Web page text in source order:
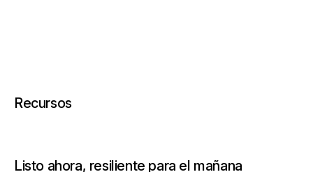
Recursos
Listo ahora, resiliente para el mañana